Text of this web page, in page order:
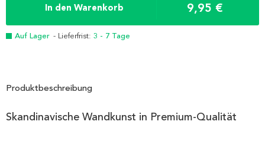
In den Warenkorb 9,95 €
Auf Lager - Lieferfrist: 3 - 7 Tage
Produktbeschreibung
Skandinavische Wandkunst in Premium-Qualität